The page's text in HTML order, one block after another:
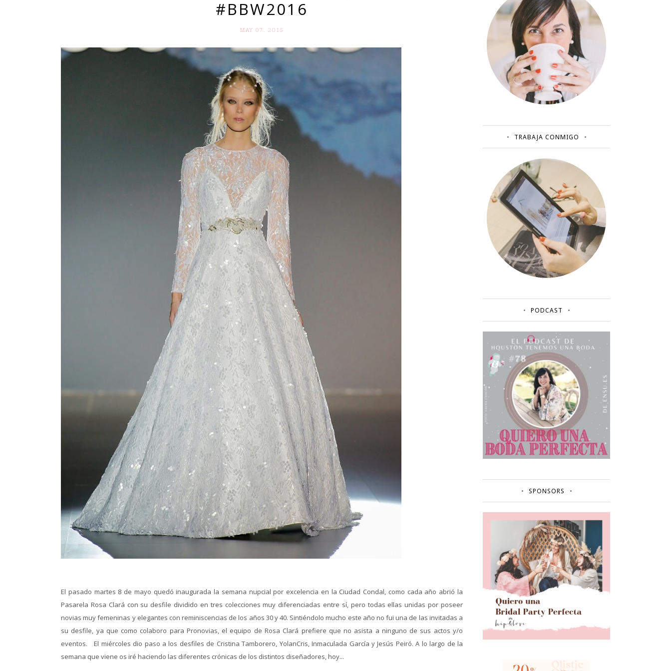
#BBW2016
MAY 07. 2015
El pasado martes 8 de mayo quedó inaugurada la semana nupcial por excelencia en la Ciudad Condal, como cada año abrió la
Pasarela Rosa Clará con su desfile dividido en tres colecciones muy diferenciadas entre sí, pero todas ellas unidas por poseer
novias muy femeninas y elegantes con reminiscencias de los años 30 y 40. Sintiéndolo mucho este año no fui una de las invitadas a
su desfile, ya que como colaboro para Pronovias, el equipo de Rosa Clará prefiere que no asista a ninguno de sus actos y/o
eventos. El miércoles dio paso a los desfiles de Cristina Tamborero, YolanCris, Inmaculada García y Jesús Peiró. A lo largo de la
semana que viene os iré haciendo las diferentes crónicas de los distintos diseñadores, hoy...
TRABAJA CONMIGO
PODCAST
SPONSORS